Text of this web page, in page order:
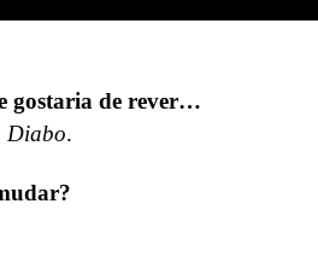
gostaria de rever…
Diabo.